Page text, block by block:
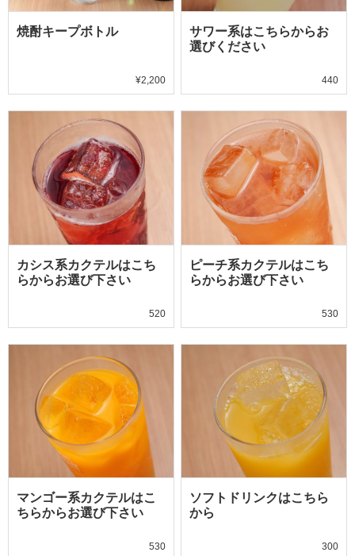
焼酎キープボトル
¥2,200
サワー系はこちらからお
選びください
440
カシス系カクテルはこち
らからお選び下さい
520
ピーチ系カクテルはこち
らからお選び下さい
530
マンゴー系カクテルはこ
ちらからお選び下さい
530
ソフトドリンクはこちら
から
300